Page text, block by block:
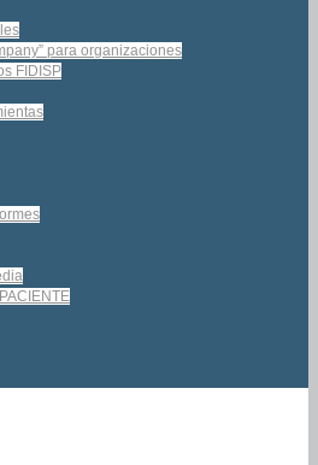
para organizaciones
FIDISP